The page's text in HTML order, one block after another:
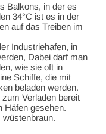
Balkons, in der es
34°C ist es in der
auf das Treiben im
Industriehafen, in
Dabei darf man
wie sie oft in
Schiffe, die mit
beladen werden.
Verladen bereit
Häfen gesehen.
wüstenbraun.